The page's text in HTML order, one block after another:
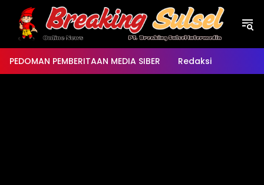
Langsung
konten
PEDOMAN PEMBERITAAN MEDIA SIBER Redaksi